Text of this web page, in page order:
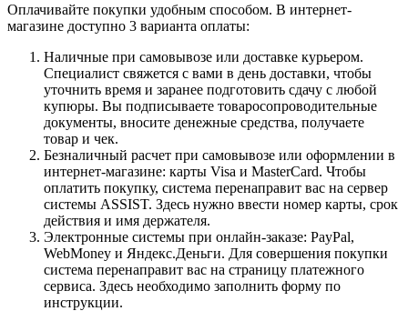
Оплачивайте покупки удобным способом. В интернет-
магазине доступно 3 варианта оплаты:
Наличные при самовывозе или доставке курьером.
Специалист свяжется с вами в день доставки, чтобы
уточнить время и заранее подготовить сдачу с любой
купюры. Вы подписываете товаросопроводительные
документы, вносите денежные средства, получаете
товар и чек.
Безналичный расчет при самовывозе или оформлении в
интернет-магазине: карты Visa и MasterCard. Чтобы
оплатить покупку, система перенаправит вас на сервер
системы ASSIST. Здесь нужно ввести номер карты, срок
действия и имя держателя.
Электронные системы при онлайн-заказе: PayPal,
WebMoney и Яндекс.Деньги. Для совершения покупки
система перенаправит вас на страницу платежного
сервиса. Здесь необходимо заполнить форму по
инструкции.